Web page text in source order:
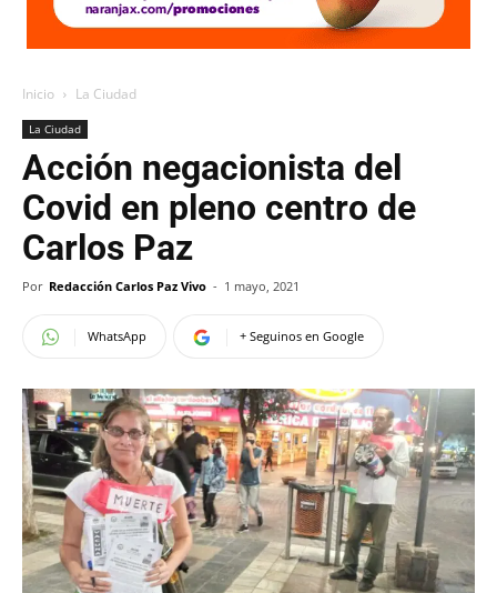
Inicio La Ciudad
La Ciudad
Acción negacionista del
Covid en pleno centro de
Carlos Paz
Por Redacción Carlos Paz Vivo - 1 mayo, 2021
WhatsApp + Seguinos en Google